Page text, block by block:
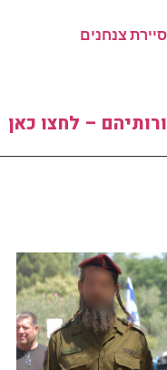
סיירת צנחנים
– לחצו כאן